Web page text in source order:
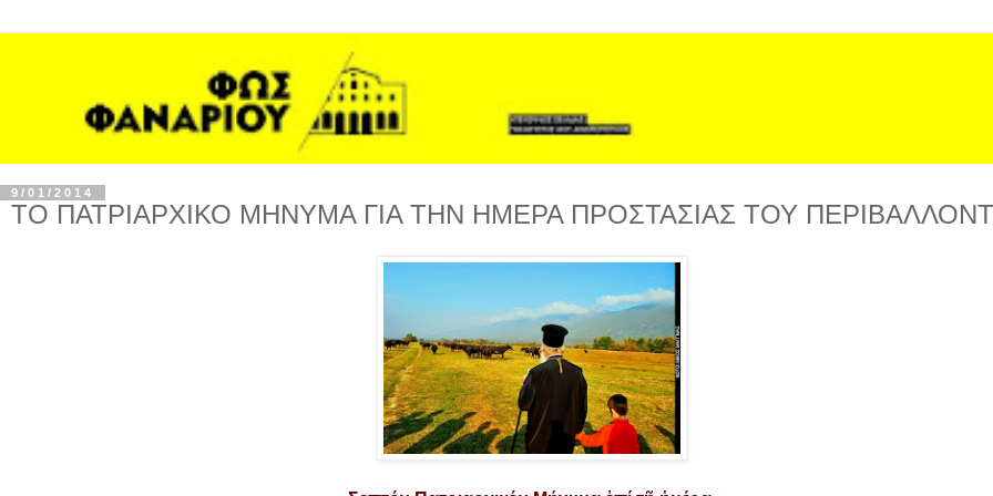
9/01/2014
ΤΟ ΠΑΤΡΙΑΡΧΙΚΟ ΜΗΝΥΜΑ ΓΙΑ ΤΗΝ ΗΜΕΡΑ ΠΡΟΣΤΑΣΙΑΣ ΤΟΥ